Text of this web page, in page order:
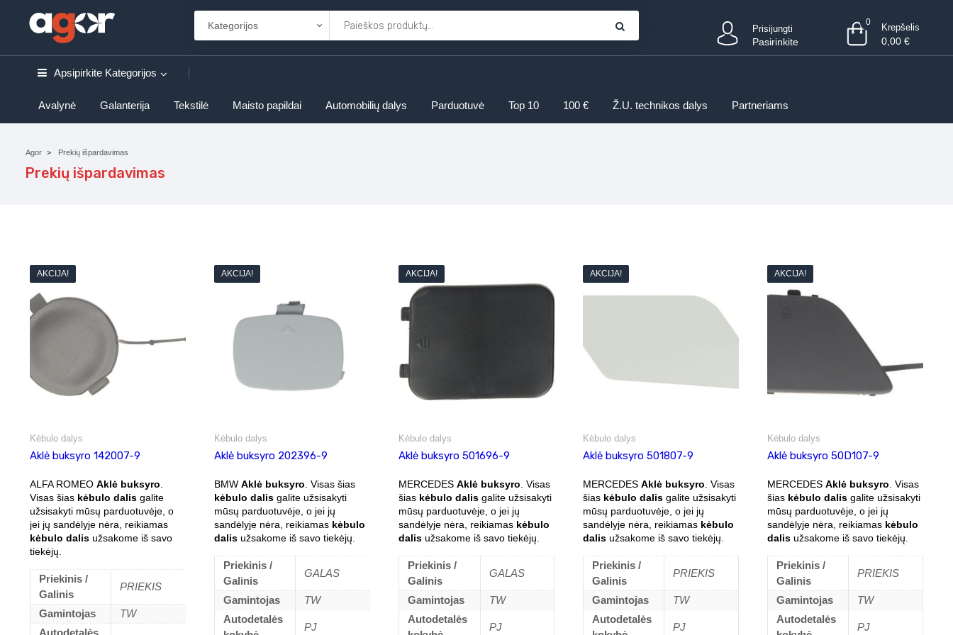
Prisijungti
Pasirinkite
0 Krepšelis
0,00 €
Apsipirkite Kategorijos
Avalynė Galanterija Tekstilė Maisto papildai Automobilių dalys Parduotuvė Top 10 100 € Ž.U. technikos dalys Partneriams
Agor Prekių išpardavimas
Prekių išpardavimas
AKCIJA!
Kėbulo dalys
Aklė buksyro 142007-9
ALFA ROMEO Aklė buksyro
Visas šias kėbulo dalis galite
užsisakyti mūsų parduotuvėje, o
jei jų sandėlyje nėra, reikiamas
kėbulo dalis užsakome iš savo
tiekėjų.
Priekinis /
Galinis
PRIEKIS
Gamintojas
TW
Autodetalės
AKCIJA!
Kėbulo dalys
Aklė buksyro 202396-9
BMW Aklė buksyro . Visas šias
kėbulo dalis galite užsisakyti
mūsų parduotuvėje, o jei jų
sandėlyje nėra, reikiamas kėbulo
dalis užsakome iš savo tiekėjų.
Priekinis /
Galinis
GALAS
Gamintojas
TW
Autodetalės
PJ
AKCIJA!
Kėbulo dalys
Aklė buksyro 501696-9
MERCEDES Aklė buksyro . Visas
šias kėbulo dalis galite užsisakyti
mūsų parduotuvėje, o jei jų
sandėlyje nėra, reikiamas kėbulo
dalis užsakome iš savo tiekėjų.
Priekinis /
Galinis
GALAS
Gamintojas
TW
Autodetalės
PJ
AKCIJA!
Kėbulo dalys
Aklė buksyro 501807-9
MERCEDES Aklė buksyro . Visas
šias kėbulo dalis galite užsisakyti
mūsų parduotuvėje, o jei jų
sandėlyje nėra, reikiamas kėbulo
dalis užsakome iš savo tiekėjų.
Priekinis /
Galinis
PRIEKIS
Gamintojas
TW
Autodetalės
PJ
AKCIJA!
Kėbulo dalys
Aklė buksyro 50D107-9
MERCEDES Aklė buksyro . Visas
šias kėbulo dalis galite užsisakyti
mūsų parduotuvėje, o jei jų
sandėlyje nėra, reikiamas kėbulo
dalis užsakome iš savo tiekėjų.
Priekinis /
Galinis
PRIEKIS
Gamintojas
TW
Autodetalės
PJ